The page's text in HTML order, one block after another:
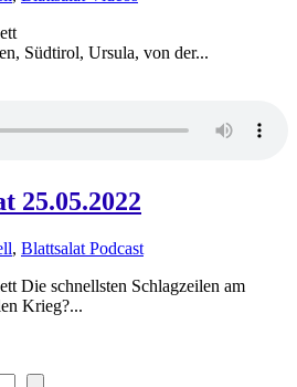
Südtirol, Ursula, von der...
25.05.2022
, Blattsalat Podcast
Die schnellsten Schlagzeilen am
Krieg?...